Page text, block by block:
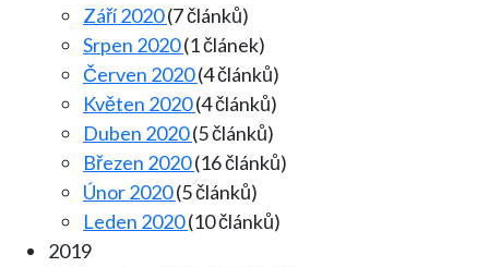
Září 2020(7 článků)
Srpen 2020(1 článek)
Červen 2020(4 článků)
Květen 2020(4 článků)
Duben 2020(5 článků)
Březen 2020(16 článků)
Únor 2020(5 článků)
Leden 2020(10 článků)
2019